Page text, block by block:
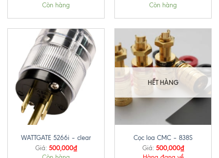
Còn hàng Còn hàng
WATTGATE 5266i – clear
Giá: 500,000₫
HẾT HÀNG
Cọc loa CMC – 838S
Giá: 500,000₫